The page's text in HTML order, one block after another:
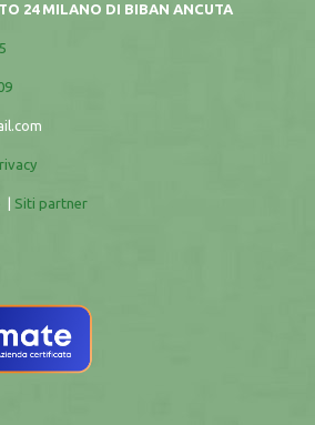
24 MILANO DI BIBAN ANCUTA
Siti partner